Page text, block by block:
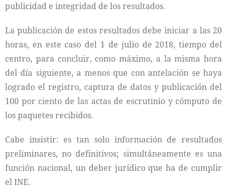
publicidad e integridad de los resultados.
La publicación de estos resultados debe iniciar a las 20
horas, en este caso del 1 de julio de 2018, tiempo del
centro, para concluir, como máximo, a la misma hora
del día siguiente, a menos que con antelación se haya
logrado el registro, captura de datos y publicación del
100 por ciento de las actas de escrutinio y cómputo de
los paquetes recibidos.
Cabe insistir: es tan solo información de resultados
preliminares, no definitivos; simultáneamente es una
función nacional, un deber jurídico que ha de cumplir
el INE.